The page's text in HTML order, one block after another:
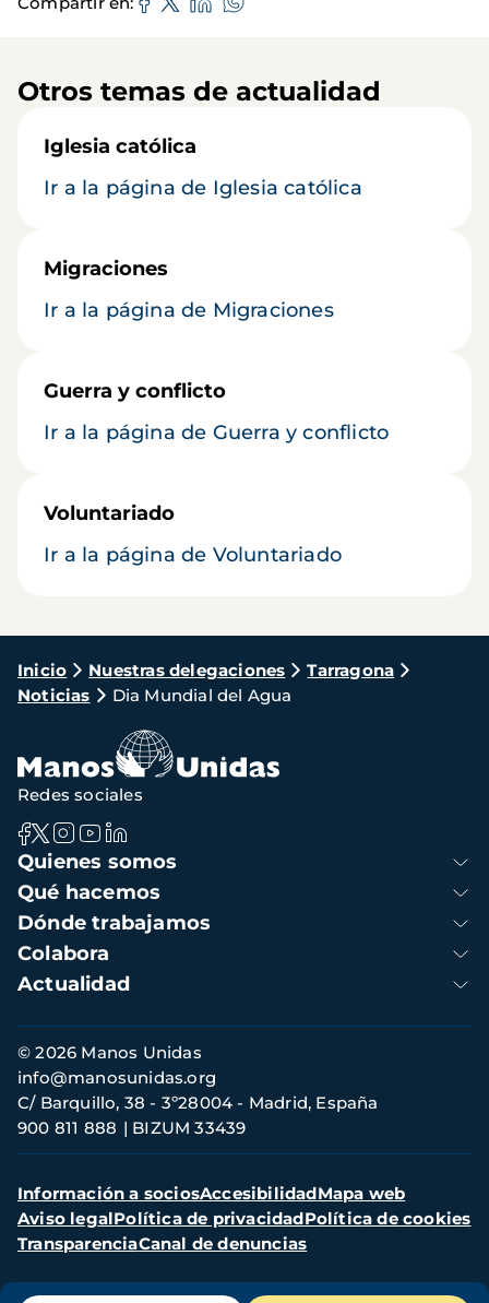
Otros temas de actualidad
Iglesia católica
Ir a la página de Iglesia católica
Migraciones
Ir a la página de Migraciones
Guerra y conflicto
Ir a la página de Guerra y conflicto
Voluntariado
Ir a la página de Voluntariado
Ruta
de
navegación
Inicio Nuestras delegaciones
Tarragona
Noticias
Dia Mundial del Agua
Navegación
principal
Quienes somos
Qué hacemos
Dónde trabajamos
Colabora
Actualidad
Redes sociales
Información
de
contacto
© 2026 Manos Unidas
C/ Barquillo, 38 - 3º28004 - Madrid, España
900 811 888
BIZUM 33439
info@manosunidas.org
Menú
secundario
Información a sociosAccesibilidadMapa web
Aviso legalPolítica de privacidadPolítica de cookies
TransparenciaCanal de denuncias